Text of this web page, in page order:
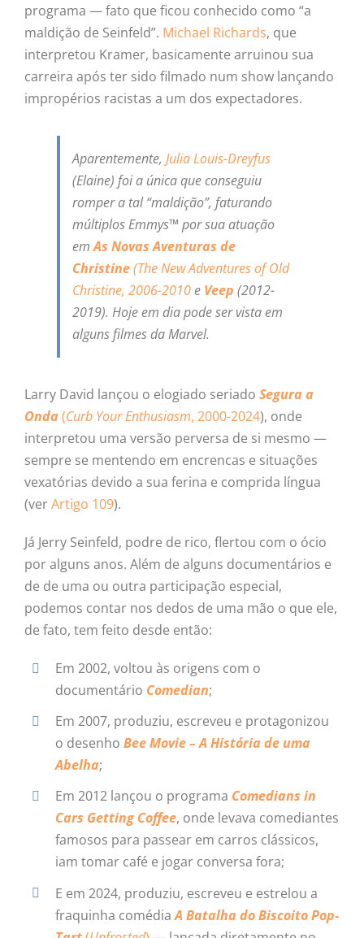
programa — fato que ficou conhecido como “a
maldição de Seinfeld”. Michael Richards, que
interpretou Kramer, basicamente arruinou sua
carreira após ter sido filmado num show lançando
impropérios racistas a um dos expectadores.
Aparentemente, Julia Louis-Dreyfus
(Elaine) foi a única que conseguiu
romper a tal “maldição”, faturando
múltiplos Emmys™ por sua atuação
emAs Novas Aventuras de
Christine(The New Adventures of Old
Christine, 2006-2010e Veep (2012-
2019). Hoje em dia pode ser vista em
alguns filmes da Marvel.
Larry David lançou o elogiado seriado Segura a
Onda (Curb Your Enthusiasm, 2000-2024), onde
interpretou uma versão perversa de si mesmo —
sempre se mentendo em encrencas e situações
vexatórias devido a sua ferina e comprida língua
(verArtigo 109).
Já Jerry Seinfeld, podre de rico, flertou com o ócio
por alguns anos. Além de alguns documentários e
de de uma ou outra participação especial,
podemos contar nos dedos de uma mão o que ele,
de fato, tem feito desde então:
Em 2002, voltou às origens com o
documentário Comedian;
Em 2007, produziu, escreveu e protagonizou
o desenhoBee Movie – A História de uma
Abelha;
Em 2012 lançou o programa Comedians in
Cars Getting Coffee, onde levava comediantes
famosos para passear em carros clássicos,
iam tomar café e jogar conversa fora;
E em 2024, produziu, escreveu e estrelou a
fraquinha comédiaA Batalha do Biscoito Pop-